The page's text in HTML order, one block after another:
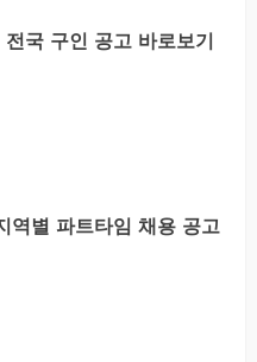
국 구인 공고 바로보기
역별 파트타임 채용 공고